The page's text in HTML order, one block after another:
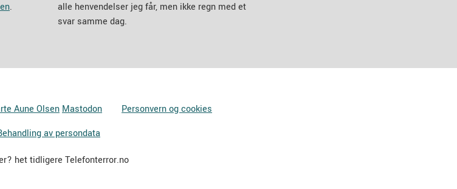
.
alle henvendelser jeg får, men ikke regn med et
svar samme dag.
Aune Olsen Mastodon
Personvern og cookies
av persondata
het tidligere Telefonterror.no